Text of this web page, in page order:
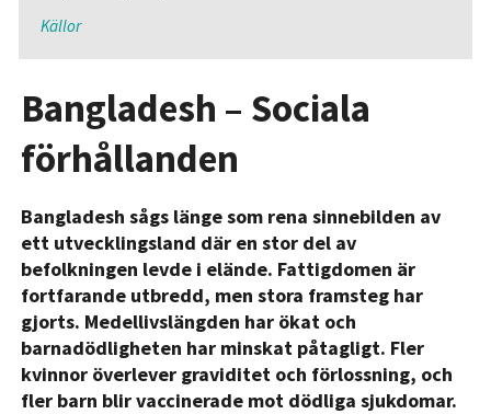
Källor
Bangladesh – Sociala
förhållanden
Bangladesh sågs länge som rena sinnebilden av
ett utvecklingsland där en stor del av
befolkningen levde i elände. Fattigdomen är
fortfarande utbredd, men stora framsteg har
gjorts. Medellivslängden har ökat och
barnadödligheten har minskat påtagligt. Fler
kvinnor överlever graviditet och förlossning, och
fler barn blir vaccinerade mot dödliga sjukdomar.